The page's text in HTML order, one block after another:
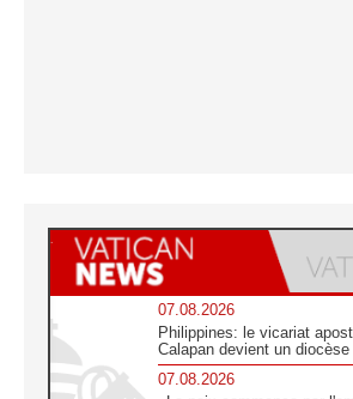
07.08.2026
Philippines: le vicariat
Calapan devient un diocèse
07.08.2026